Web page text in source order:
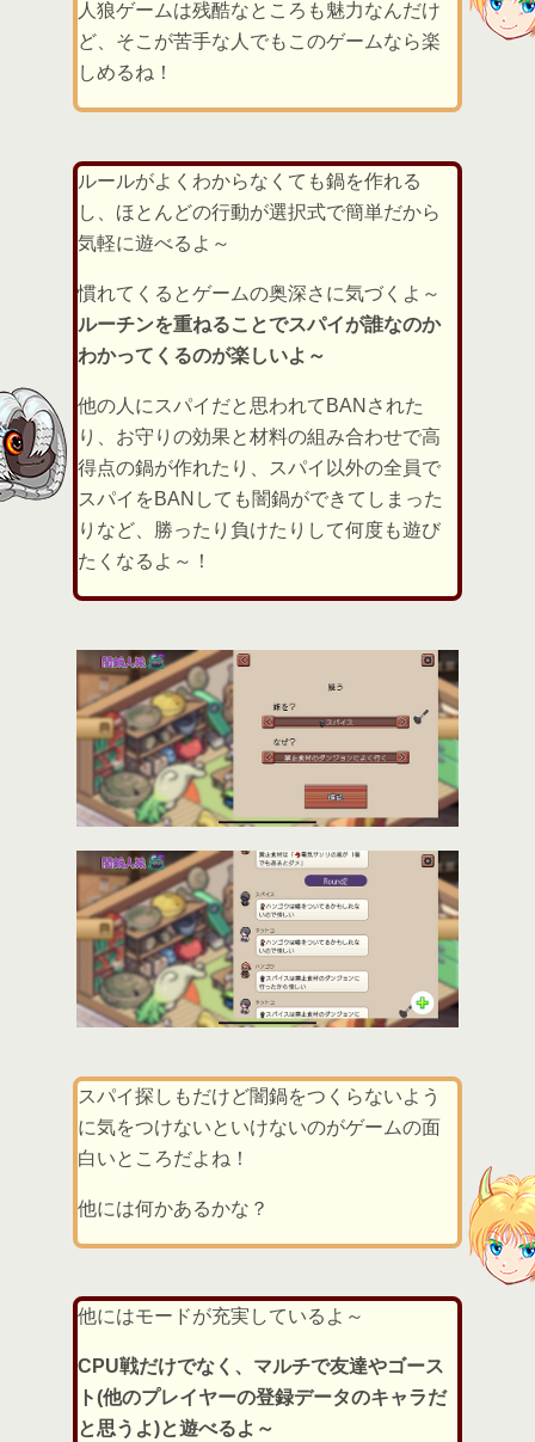
人狼ゲームは残酷なところも魅力なんだけ
ど、そこが苦手な人でもこのゲームなら楽
しめるね！
ルールがよくわからなくても鍋を作れる
し、ほとんどの行動が選択式で簡単だから
気軽に遊べるよ～
慣れてくるとゲームの奥深さに気づくよ～
ルーチンを重ねることでスパイが誰なのか
わかってくるのが楽しいよ～
他の人にスパイだと思われてBANされた
り、お守りの効果と材料の組み合わせで高
得点の鍋が作れたり、スパイ以外の全員で
スパイをBANしても闇鍋ができてしまった
りなど、勝ったり負けたりして何度も遊び
たくなるよ～！
スパイ探しもだけど闇鍋をつくらないよう
に気をつけないといけないのがゲームの面
白いところだよね！
他には何かあるかな？
他にはモードが充実しているよ～
CPU戦だけでなく、マルチで友達やゴース
ト(他のプレイヤーの登録データのキャラだ
と思うよ)と遊べるよ～